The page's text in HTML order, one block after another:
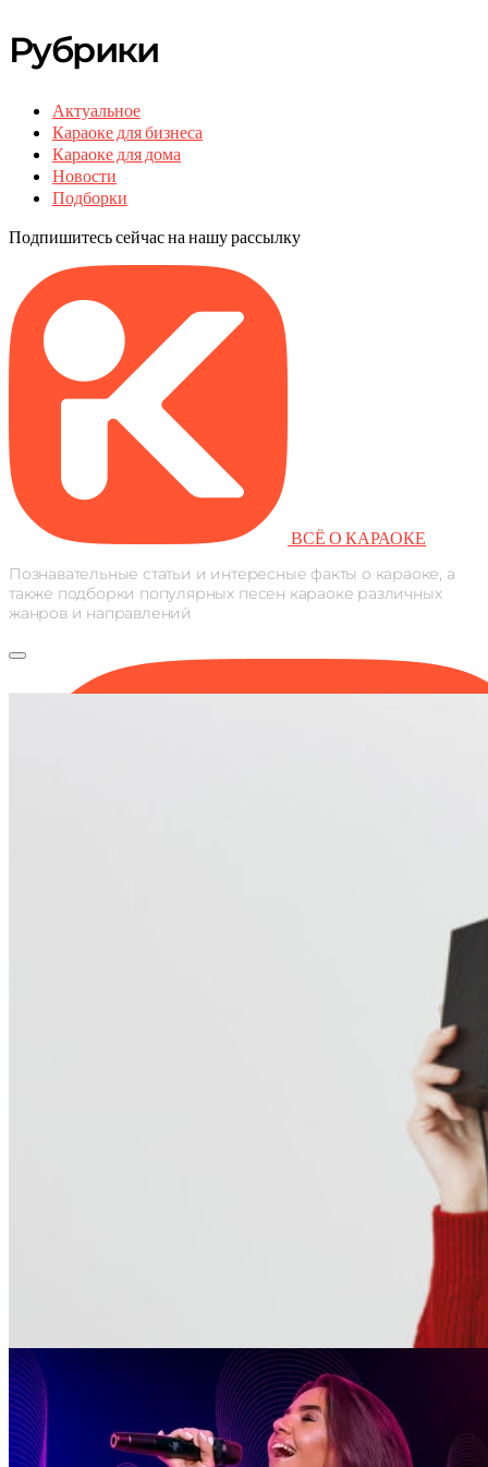
Рубрики
Актуальное
Караоке для бизнеса
Караоке для дома
Новости
Подборки
Подпишитесь сейчас на нашу рассылку
ВСЁ О КАРАОКЕ
Познавательные статьи и интересные факты о караоке, а
также подборки популярных песен караоке различных
жанров и направлений